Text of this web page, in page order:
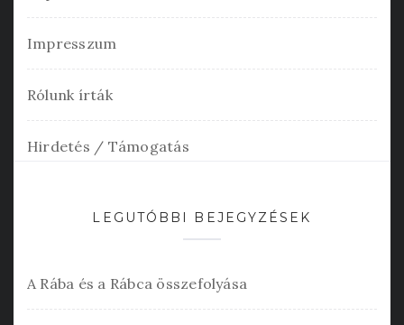
Impresszum
Rólunk írták
Hirdetés / Támogatás
LEGUTÓBBI BEJEGYZÉSEK
A Rába és a Rábca összefolyása